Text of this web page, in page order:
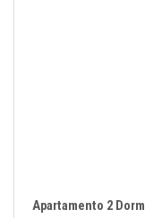
Apartamento 2 Dorm